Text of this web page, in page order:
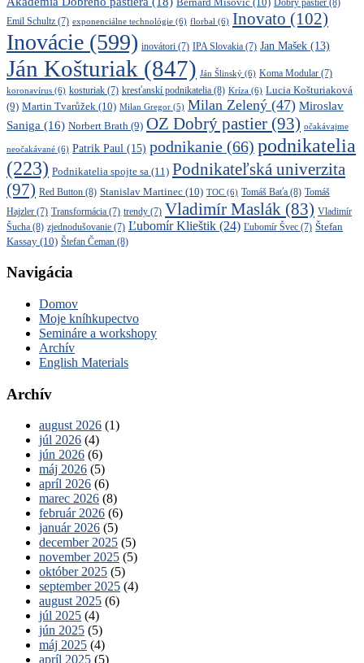
Dobrý pastier (8)
Emil Schultz (7) exponenciálne technológie (6) florbal (6) Inovato (102)
Inovácie (599) inovátori (7) IPA Slovakia (7) Jan Mašek (13)
Ján Košturiak (847) Ján Šlinský (6) Koma Modular (7)
koronavírus (6) kosturiak (7) kresťanskí podnikatelia (8) Kríza (6) Lucia Košturiaková
(9) Martin Tvarůžek (10) Milan Gregor (5) Milan Zelený (47) Miroslav
Saniga (16) Norbert Brath (9) OZ Dobrý pastier (93) očakávajme
neočakávané (6) Patrik Paul (15) podnikanie (66) podnikatelia
(223) Podnikatelia spojte sa (11) Podnikateľská univerzita
(97) Red Button (8) Stanislav Martinec (10) TOC (6) Tomáš Baťa (8) Tomáš
Hajzler (7) Transformácia (7) trendy (7) Vladimír Maslák (83) Vladimír
Šucha (8) zjednodušovanie (7) Ľubomír Klieštik (24) Ľubomír Švec (7) Štefan
Kassay (10) Štefan Čeman (8)
Navigácia
Domov
Moje kníhkupectvo
Semináre a workshopy
Archív
English Materials
Archív
august 2026 (1)
júl 2026 (4)
jún 2026 (6)
máj 2026 (5)
apríl 2026 (6)
marec 2026 (8)
február 2026 (6)
január 2026 (5)
december 2025 (5)
november 2025 (5)
október 2025 (5)
september 2025 (4)
august 2025 (6)
júl 2025 (4)
jún 2025 (5)
máj 2025 (4)
apríl 2025 (5)